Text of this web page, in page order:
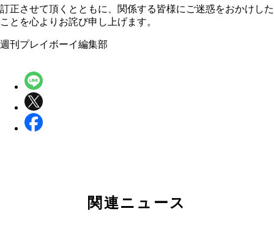
訂正させて頂くとともに、関係する皆様にご迷惑をおかけした
ことを心よりお詫び申し上げます。
週刊プレイボーイ編集部
関連ニュース